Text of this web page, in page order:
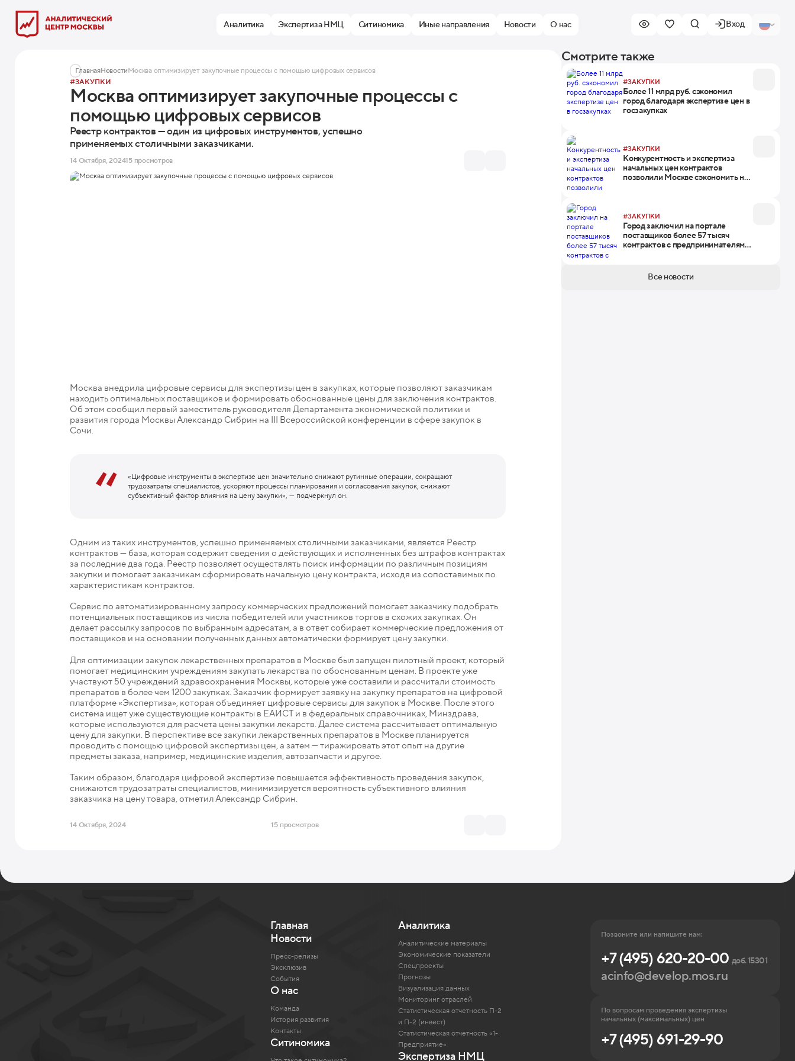
Аналитика Экспертиза НМЦ Ситиномика Иные направления Новости О нас Вход
ГлавнаяНовостиМосква оптимизирует закупочные процессы с помощью цифровых сервисов
#ЗАКУПКИ
Москва оптимизирует закупочные процессы с
помощью цифровых сервисов
Реестр контрактов — один из цифровых инструментов, успешно
применяемых столичными заказчиками.
14 Октября, 202415 просмотров
Москва внедрила цифровые сервисы для экспертизы цен в закупках, которые позволяют заказчикам
находить оптимальных поставщиков и формировать обоснованные цены для заключения контрактов.
Об этом сообщил первый заместитель руководителя Департамента экономической политики и
развития города Москвы Александр Сибрин на III Всероссийской конференции в сфере закупок в
Сочи.
«Цифровые инструменты в экспертизе цен значительно снижают рутинные операции, сокращают
трудозатраты специалистов, ускоряют процессы планирования и согласования закупок, снижают
субъективный фактор влияния на цену закупки», — подчеркнул он.
Одним из таких инструментов, успешно применяемых столичными заказчиками, является Реестр
контрактов — база, которая содержит сведения о действующих и исполненных без штрафов контрактах
за последние два года. Реестр позволяет осуществлять поиск информации по различным позициям
закупки и помогает заказчикам сформировать начальную цену контракта, исходя из сопоставимых по
характеристикам контрактов.
Сервис по автоматизированному запросу коммерческих предложений помогает заказчику подобрать
потенциальных поставщиков из числа победителей или участников торгов в схожих закупках. Он
делает рассылку запросов по выбранным адресатам, а в ответ собирает коммерческие предложения от
поставщиков и на основании полученных данных автоматически формирует цену закупки.
Для оптимизации закупок лекарственных препаратов в Москве был запущен пилотный проект, который
помогает медицинским учреждениям закупать лекарства по обоснованным ценам. В проекте уже
участвуют 50 учреждений здравоохранения Москвы, которые уже составили и рассчитали стоимость
препаратов в более чем 1200 закупках. Заказчик формирует заявку на закупку препаратов на цифровой
платформе «Экспертиза», которая объединяет цифровые сервисы для закупок в Москве. После этого
система ищет уже существующие контракты в ЕАИСТ и в федеральных справочниках, Минздрава,
которые используются для расчета цены закупки лекарств. Далее система рассчитывает оптимальную
цену для закупки. В перспективе все закупки лекарственных препаратов в Москве планируется
проводить с помощью цифровой экспертизы цен, а затем — тиражировать этот опыт на другие
предметы заказа, например, медицинские изделия, автозапчасти и другое.
Таким образом, благодаря цифровой экспертизе повышается эффективность проведения закупок,
снижаются трудозатраты специалистов, минимизируется вероятность субъективного влияния
заказчика на цену товара, отметил Александр Сибрин.
14 Октября, 2024 15 просмотров
Смотрите также
#ЗАКУПКИ
Более 11 млрд руб. сэкономил
город благодаря экспертизе цен в
госзакупках
#ЗАКУПКИ
Конкурентность и экспертиза
начальных цен контрактов
позволили Москве сэкономить на
#ЗАКУПКИ
Город заключил на портале
поставщиков более 57 тысяч
контрактов с предпринимателями
Все новости
Главная
Новости
Пресс-релизы
Эксклюзив
События
О нас
Команда
История развития
Контакты
Ситиномика
Аналитика
Аналитические материалы
Экономические показатели
Спецпроекты
Прогнозы
Визуализация данных
Мониторинг отраслей
Статистическая отчетность П-2
и П-2 (инвест)
Статистическая отчетность «1-
Предприятие»
Экспертиза НМЦ
Позвоните или напишите нам:
+7 (495) 620-20-00 доб. 15301
acinfo@develop.mos.ru
По вопросам проведения экспертизы
начальных (максимальных) цен
+7 (495) 691-29-90